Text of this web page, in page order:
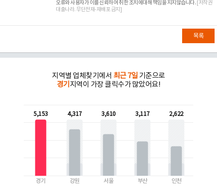
오류와 사용자가 이를 신뢰하여 취한 조치에대해 책임을 지지않습니다. [저작권
대출나라. 무단전재-재배포 금지]
목록
지역별 업체찾기에서 최근 7일 기준으로
경기 지역이 가장 클릭수가 많았어요!
5,153
경기
4,317
강원
3,610
서울
3,117
부산
2,622
인천